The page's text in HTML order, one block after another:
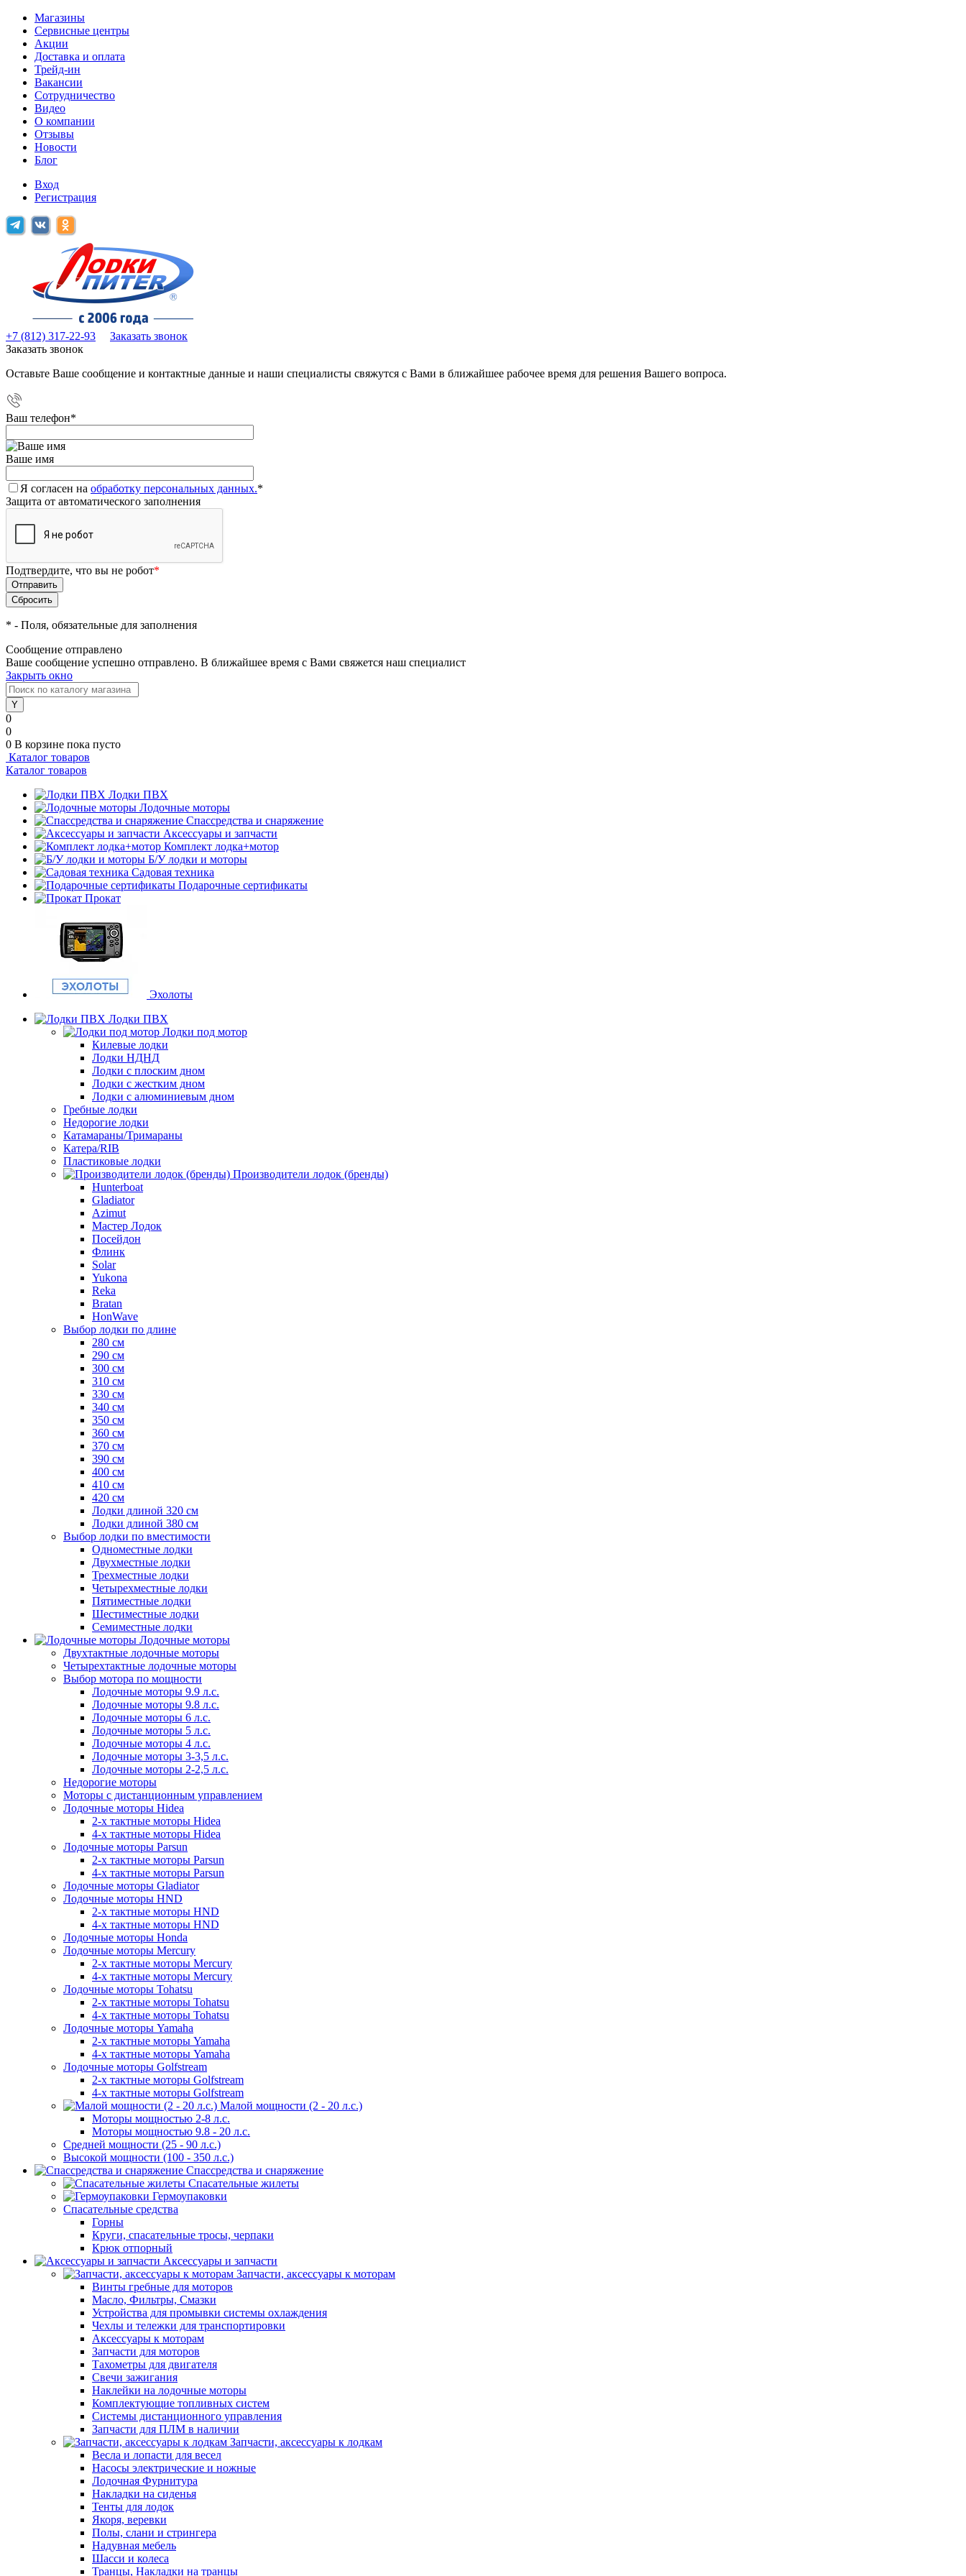
Магазины
Сервисные центры
Акции
Доставка и оплата
Трейд-ин
Вакансии
Сотрудничество
Видео
О компании
Отзывы
Новости
Блог
Вход
Регистрация
+7 (812) 317-22-93
Заказать звонок
Заказать звонок
Оставьте Ваше сообщение и контактные данные и наши специалисты свяжутся с Вами в ближайшее рабочее время для решения Вашего вопроса.
Ваш телефон*
Ваше имя
Я согласен на обработку персональных данных.*
Защита от автоматического заполнения
Подтвердите, что вы не робот*
* - Поля, обязательные для заполнения
Сообщение отправлено
Ваше сообщение успешно отправлено. В ближайшее время с Вами свяжется наш специалист
Закрыть окно
0
0
0 В корзине пока пусто
Каталог товаров
Каталог товаров
Лодки ПВХ
Лодочные моторы
Спассредства и снаряжение
Аксессуары и запчасти
Комплект лодка+мотор
Б/У лодки и моторы
Садовая техника
Подарочные сертификаты
Прокат
Эхолоты
Лодки ПВХ
Лодки под мотор
Килевые лодки
Лодки НДНД
Лодки с плоским дном
Лодки с жестким дном
Лодки с алюминиевым дном
Гребные лодки
Недорогие лодки
Катамараны/Тримараны
Катера/RIB
Пластиковые лодки
Производители лодок (бренды)
Hunterboat
Gladiator
Azimut
Мастер Лодок
Посейдон
Флинк
Solar
Yukona
Reka
Bratan
HonWave
Выбор лодки по длине
280 см
290 см
300 см
310 см
330 см
340 см
350 см
360 см
370 см
390 см
400 см
410 см
420 см
Лодки длиной 320 см
Лодки длиной 380 см
Выбор лодки по вместимости
Одноместные лодки
Двухместные лодки
Трехместные лодки
Четырехместные лодки
Пятиместные лодки
Шестиместные лодки
Семиместные лодки
Лодочные моторы
Двухтактные лодочные моторы
Четырехтактные лодочные моторы
Выбор мотора по мощности
Лодочные моторы 9.9 л.с.
Лодочные моторы 9.8 л.с.
Лодочные моторы 6 л.с.
Лодочные моторы 5 л.с.
Лодочные моторы 4 л.с.
Лодочные моторы 3-3,5 л.с.
Лодочные моторы 2-2,5 л.с.
Недорогие моторы
Моторы с дистанционным управлением
Лодочные моторы Hidea
2-х тактные моторы Hidea
4-х тактные моторы Hidea
Лодочные моторы Parsun
2-х тактные моторы Parsun
4-х тактные моторы Parsun
Лодочные моторы Gladiator
Лодочные моторы HND
2-х тактные моторы HND
4-х тактные моторы HND
Лодочные моторы Honda
Лодочные моторы Mercury
2-х тактные моторы Mercury
4-х тактные моторы Mercury
Лодочные моторы Tohatsu
2-х тактные моторы Tohatsu
4-х тактные моторы Tohatsu
Лодочные моторы Yamaha
2-х тактные моторы Yamaha
4-х тактные моторы Yamaha
Лодочные моторы Golfstream
2-х тактные моторы Golfstream
4-х тактные моторы Golfstream
Малой мощности (2 - 20 л.с.)
Моторы мощностью 2-8 л.с.
Моторы мощностью 9.8 - 20 л.с.
Средней мощности (25 - 90 л.с.)
Высокой мощности (100 - 350 л.с.)
Спассредства и снаряжение
Спасательные жилеты
Гермоупаковки
Спасательные средства
Горны
Круги, спасательные тросы, черпаки
Крюк отпорный
Аксессуары и запчасти
Запчасти, аксессуары к моторам
Винты гребные для моторов
Масло, Фильтры, Смазки
Устройства для промывки системы охлаждения
Чехлы и тележки для транспортировки
Аксессуары к моторам
Запчасти для моторов
Тахометры для двигателя
Свечи зажигания
Наклейки на лодочные моторы
Комплектующие топливных систем
Системы дистанционного управления
Запчасти для ПЛМ в наличии
Запчасти, аксессуары к лодкам
Весла и лопасти для весел
Насосы электрические и ножные
Лодочная Фурнитура
Накладки на сиденья
Тенты для лодок
Якоря, веревки
Полы, слани и стрингера
Надувная мебель
Шасси и колеса
Транцы, Накладки на транцы